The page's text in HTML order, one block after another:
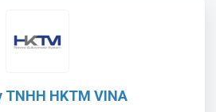
TNHH HKTM VINA